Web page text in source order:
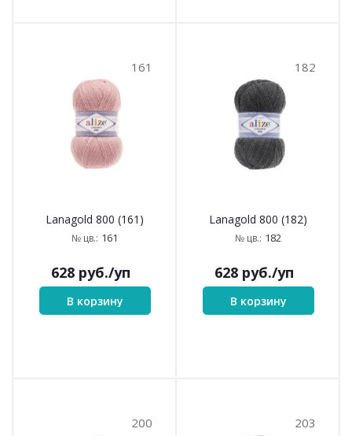
161
Lanagold 800 (161)
№ цв.: 161
628 руб./уп
В корзину
182
Lanagold 800 (182)
№ цв.: 182
628 руб./уп
В корзину
200 203